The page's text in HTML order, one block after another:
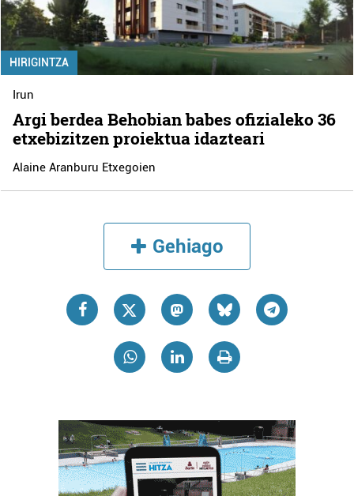
HIRIGINTZA
Irun
Argi berdea Behobian babes ofizialeko 36
etxebizitzen proiektua idazteari
Alaine Aranburu Etxegoien
Gehiago